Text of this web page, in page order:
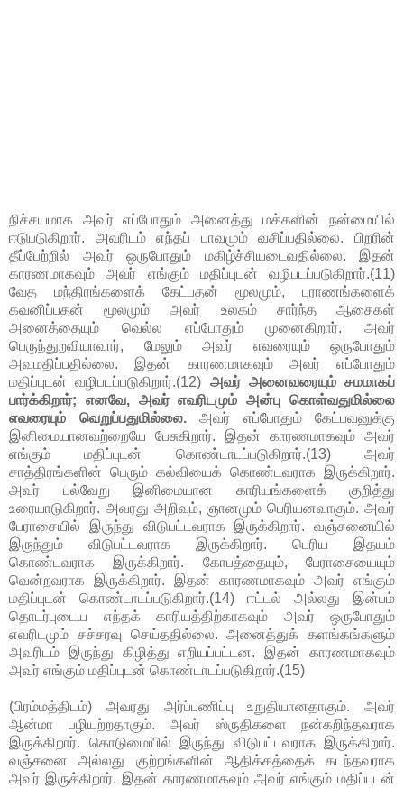
நிச்சயமாக அவர் எப்போதும் அனைத்து மக்களின் நன்மையில்
ஈடுபடுகிறார். அவரிடம் எந்தப் பாவமும் வசிப்பதில்லை. பிறரின்
தீப்பேற்றில் அவர் ஒருபோதும் மகிழ்ச்சியடைவதில்லை. இதன்
காரணமாகவும் அவர் எங்கும் மதிப்புடன் வழிபடப்படுகிறார்.(11)
வேத மந்திரங்களைக் கேட்பதன் மூலமும், புராணங்களைக்
கவனிப்பதன் மூலமும் அவர் உலகம் சார்ந்த ஆசைகள்
அனைத்தையும் வெல்ல எப்போதும் முனைகிறார். அவர்
பெருந்துறவியாவார், மேலும் அவர் எவரையும் ஒருபோதும்
அவமதிப்பதில்லை. இதன் காரணமாகவும் அவர் எப்போதும்
மதிப்புடன் வழிபடப்படுகிறார்.(12) அவர் அனைவரையும் சமமாகப்
பார்க்கிறார்; எனவே, அவர் எவரிடமும் அன்பு கொள்வதுமில்லை
எவரையும் வெறுப்பதுமில்லை.அவர் எப்போதும் கேட்பவனுக்கு
இனிமையானவற்றையே பேசுகிறார். இதன் காரணமாகவும் அவர்
எங்கும் மதிப்புடன் கொண்டாடப்படுகிறார்.(13) அவர்
சாத்திரங்களின் பெரும் கல்வியைக் கொண்டவராக இருக்கிறார்.
அவர் பல்வேறு இனிமையான காரியங்களைக் குறித்து
உரையாடுகிறார். அவரது அறிவும், ஞானமும் பெரியனவாகும். அவர்
பேராசையில் இருந்து விடுபட்டவராக இருக்கிறார். வஞ்சனையில்
இருந்தும் விடுபட்டவராக இருக்கிறார். பெரிய இதயம்
கொண்டவராக இருக்கிறார். கோபத்தையும், பேராசையையும்
வென்றவராக இருக்கிறார். இதன் காரணமாகவும் அவர் எங்கும்
மதிப்புடன் கொண்டாடப்படுகிறார்.(14) ஈட்டல் அல்லது இன்பம்
தொடர்புடைய எந்தக் காரியத்திற்காகவும் அவர் ஒருபோதும்
எவரிடமும் சச்சரவு செய்ததில்லை. அனைத்துக் களங்கங்களும்
அவரிடம் இருந்து கிழித்து எறியப்பட்டன. இதன் காரணமாகவும்
அவர் எங்கும் மதிப்புடன் கொண்டாடப்படுகிறார்.(15)
(பிரம்மத்திடம்) அவரது அர்ப்பணிப்பு உறுதியானதாகும். அவர்
ஆன்மா பழியற்றதாகும். அவர் ஸ்ருதிகளை நன்கறிந்தவராக
இருக்கிறார். கொடுமையில் இருந்து விடுபட்டவராக இருக்கிறார்.
வஞ்சனை அல்லது குற்றங்களின் ஆதிக்கத்தைக் கடந்தவராக
அவர் இருக்கிறார். இதன் காரணமாகவும் அவர் எங்கும் மதிப்புடன்